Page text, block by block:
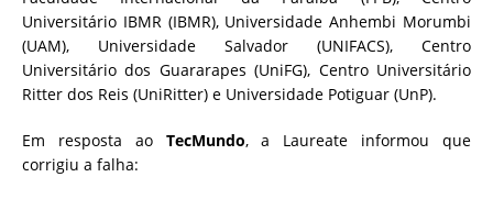
Universitário IBMR (IBMR), Universidade Anhembi Morumbi
(UAM), Universidade Salvador (UNIFACS), Centro
Universitário dos Guararapes (UniFG), Centro Universitário
Ritter dos Reis (UniRitter) e Universidade Potiguar (UnP).
Em resposta ao TecMundo, a Laureate informou que
corrigiu a falha: